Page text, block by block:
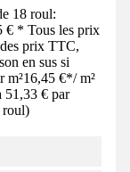
18 roul:
* Tous les prix
prix TTC,
en sus si
m²16,45 €*/ m²
51,33 € par
roul)